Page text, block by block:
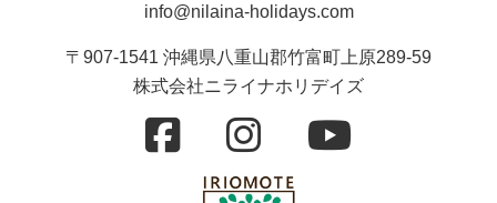
info@nilaina-holidays.com
〒907-1541 沖縄県八重山郡竹富町上原289-59
株式会社ニライナホリデイズ